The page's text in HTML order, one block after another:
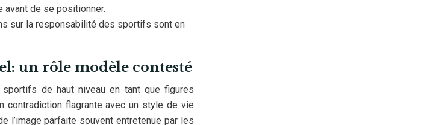
avant de se positionner.
sur la responsabilité des sportifs sont en
un rôle modèle contesté
de haut niveau en tant que figures
contradiction flagrante avec un style de vie
l’image parfaite souvent entretenue par les